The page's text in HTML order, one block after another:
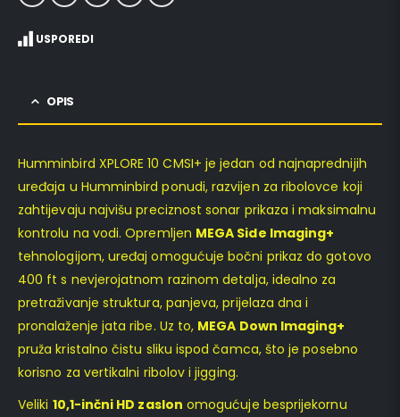
USPOREDI
OPIS
Humminbird XPLORE 10 CMSI+ je jedan od najnaprednijih
uređaja u Humminbird ponudi, razvijen za ribolovce koji
zahtijevaju najvišu preciznost sonar prikaza i maksimalnu
kontrolu na vodi. Opremljen MEGA Side Imaging+
tehnologijom, uređaj omogućuje bočni prikaz do gotovo
400 ft s nevjerojatnom razinom detalja, idealno za
pretraživanje struktura, panjeva, prijelaza dna i
pronalaženje jata ribe. Uz to, MEGA Down Imaging+
pruža kristalno čistu sliku ispod čamca, što je posebno
korisno za vertikalni ribolov i jigging.
Veliki 10,1-inčni HD zaslon omogućuje besprijekornu